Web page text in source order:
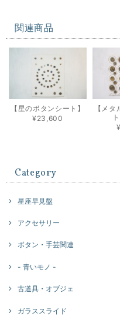
関連商品
【星のボタンシート】
¥23,600
【メ
Category
星座早見盤
アクセサリー
ボタン・手芸関連
- 青いモノ -
古道具・オブジェ
ガラススライド